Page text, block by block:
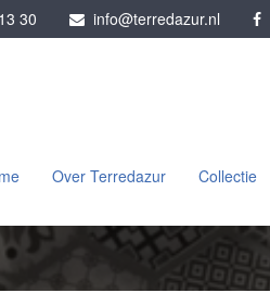
30 info@terredazur.nl
Over Terredazur Collectie